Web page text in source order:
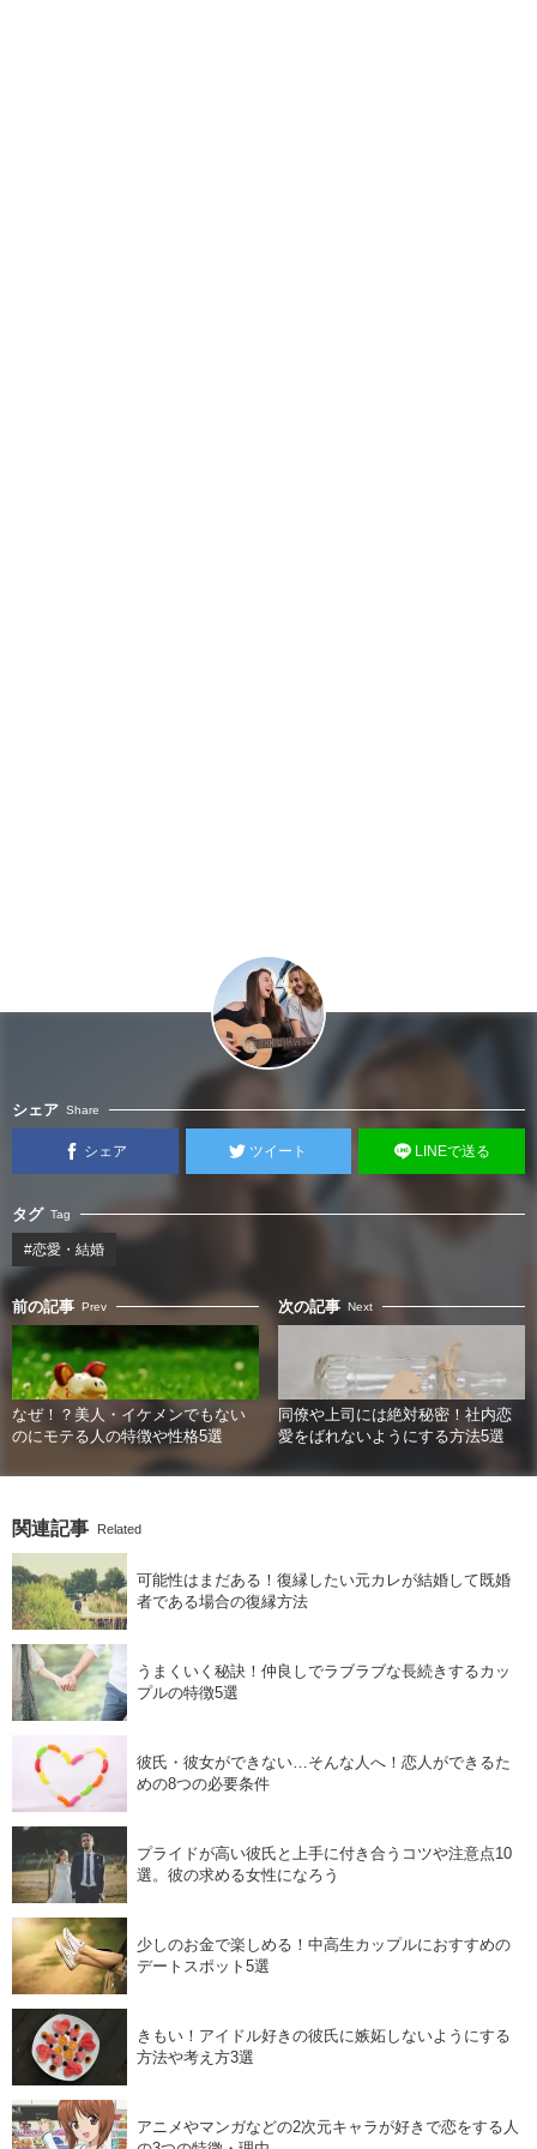
シェア Share
シェア ツイート LINEで送る
タグ Tag
#恋愛・結婚
前の記事 Prev
なぜ！？美人・イケメンでもない
のにモテる人の特徴や性格5選
次の記事 Next
同僚や上司には絶対秘密！社内恋
愛をばれないようにする方法5選
関連記事 Related
可能性はまだある！復縁したい元カレが結婚して既婚
者である場合の復縁方法
うまくいく秘訣！仲良しでラブラブな長続きするカッ
プルの特徴5選
彼氏・彼女ができない…そんな人へ！恋人ができるた
めの8つの必要条件
プライドが高い彼氏と上手に付き合うコツや注意点10
選。彼の求める女性になろう
少しのお金で楽しめる！中高生カップルにおすすめの
デートスポット5選
きもい！アイドル好きの彼氏に嫉妬しないようにする
方法や考え方3選
アニメやマンガなどの2次元キャラが好きで恋をする人